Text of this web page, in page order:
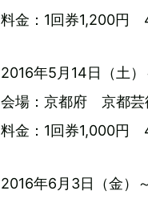
料金：1回券1,200円
2016年5月14日（土）
会場：京都府 京都芸
料金：1回券1,000円
2016年6月3日（金）